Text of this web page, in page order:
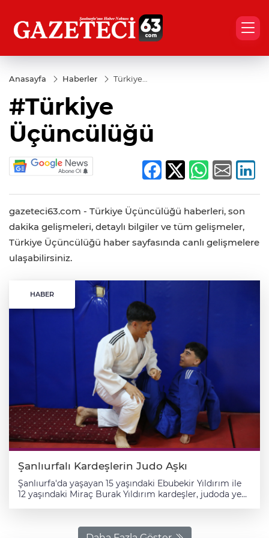
Anasayfa Haberler
Türkiye
#Türkiye
Üçüncülüğü
gazeteci63.com - Türkiye Üçüncülüğü haberleri, son
dakika gelişmeleri, detaylı bilgiler ve tüm gelişmeler,
Türkiye Üçüncülüğü haber sayfasında canlı gelişmelere
ulaşabilirsiniz.
HABER
Şanlıurfalı Kardeşlerin Judo Aşkı
Şanlıurfa'da yaşayan 15 yaşındaki Ebubekir Yıldırım ile
12 yaşındaki Miraç Burak Yıldırım kardeşler, judoda yeni
Kulübü Judo Antrenörü Mehmet Ali Ravi'nin